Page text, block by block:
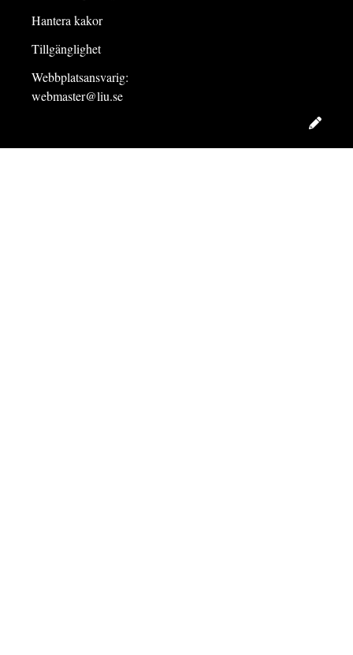
Hantera kakor
Tillgänglighet
Webbplatsansvarig:
webmaster@liu.se